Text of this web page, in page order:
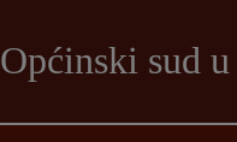
Općinski sud